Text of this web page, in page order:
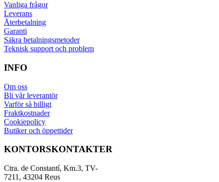
Vanliga frågor
Leverans
Återbetalning
Garanti
Säkra betalningsmetoder
Teknisk support och problem
INFO
Om oss
Bli vår leverantör
Varför så billigt
Fraktkostnader
Cookiepolicy
Butiker och öppettider
KONTORSKONTAKTER
Ctra. de Constantí, Km.3, TV-
7211, 43204 Reus